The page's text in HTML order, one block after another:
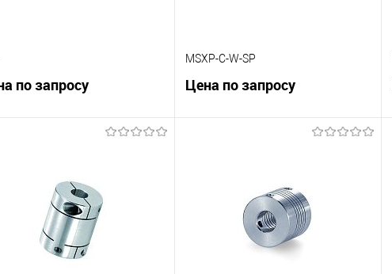
по запросу
В корзину
В избранное
Под заказ
MSXP-C-W-SP
Цена по запросу
В корзину
В избранное
Под заказ